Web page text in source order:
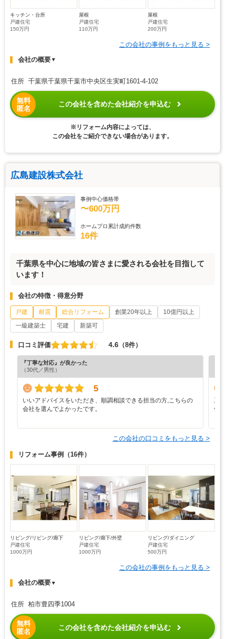
キッチン・台所
戸建住宅
150万円
屋根
戸建住宅
110万円
屋根
戸建住宅
200万円
この会社の事例をもっと見る >
会社の概要▼
住所 千葉県千葉県千葉市中央区生実町1601-4-102
無料
匿名
この会社を含めた会社紹介を申込む
※リフォーム内容によっては、
この会社をご紹介できない場合があります。
広島建設株式会社
事例中心価格帯
〜600万円
ホームプロ累計成約件数
16件
千葉県を中心に地域の皆さまに愛される会社を目指して
います！
会社の特徴・得意分野
戸建 耐震 総合リフォーム 創業20年以上
10億円以上
一級建築士
宅建 新築可
口コミ評価 4.6 （8件）
『丁寧な対応』が良かった
（30代／男性）
5
いいアドバイスをいただき、順調相談できる担当の方,こちらの
会社を選んでよかったです。
工
件
この会社の口コミをもっと見る >
リフォーム事例 （16件）
リビング/リビング/廊下
戸建住宅
1000万円
リビング/廊下/外壁
戸建住宅
1000万円
リビング/ダイニング
戸建住宅
500万円
この会社の事例をもっと見る >
会社の概要▼
住所 柏市豊四季1004
無料
匿名
この会社を含めた会社紹介を申込む